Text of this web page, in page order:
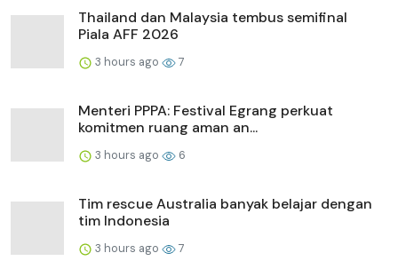
Thailand dan Malaysia tembus semifinal
Piala AFF 2026
3 hours ago 7
Menteri PPPA: Festival Egrang perkuat
komitmen ruang aman an...
3 hours ago 6
Tim rescue Australia banyak belajar dengan
tim Indonesia
3 hours ago 7